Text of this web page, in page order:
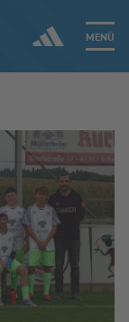
MENÜ
einloggen